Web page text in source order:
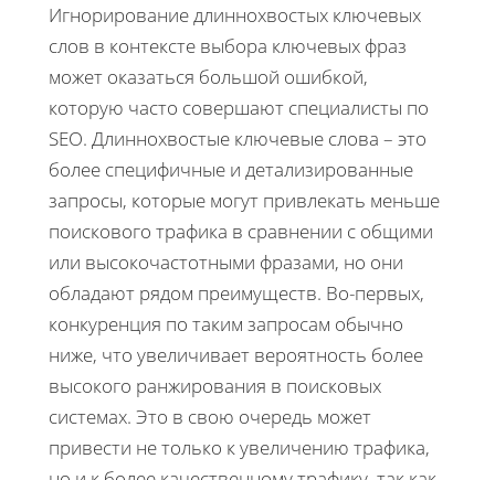
Игнорирование длиннохвостых ключевых
слов в контексте выбора ключевых фраз
может оказаться большой ошибкой,
которую часто совершают специалисты по
SEO. Длиннохвостые ключевые слова – это
более специфичные и детализированные
запросы, которые могут привлекать меньше
поискового трафика в сравнении с общими
или высокочастотными фразами, но они
обладают рядом преимуществ. Во-первых,
конкуренция по таким запросам обычно
ниже, что увеличивает вероятность более
высокого ранжирования в поисковых
системах. Это в свою очередь может
привести не только к увеличению трафика,